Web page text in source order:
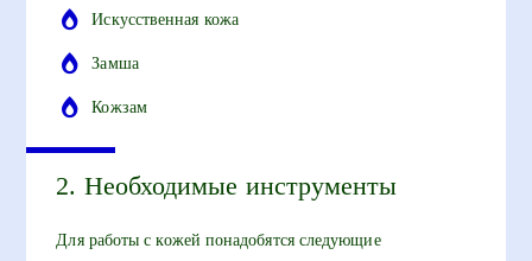
Искусственная кожа
Замша
Кожзам
2. Необходимые инструменты
Для работы с кожей понадобятся следующие